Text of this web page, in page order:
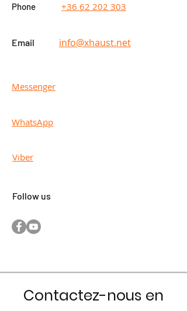
Phone +36 62 202 303
Email info@xhaust.net
Messenger
WhatsApp
Viber
Follow us
Contactez-nous en